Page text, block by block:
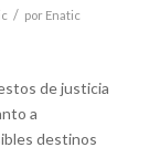
/ por Enatic
de justicia
a
destinos